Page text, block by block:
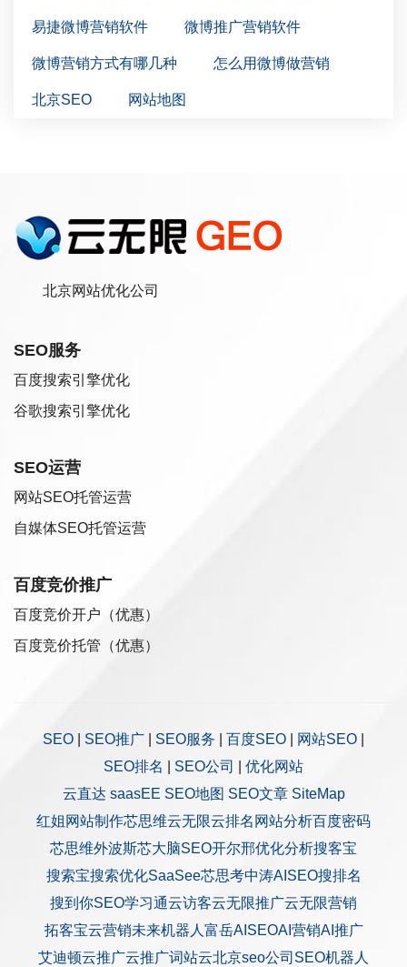
易捷微博营销软件 微博推广营销软件
微博营销方式有哪几种 怎么用微博做营销
北京SEO 网站地图
北京网站优化公司
SEO服务
百度搜索引擎优化
谷歌搜索引擎优化
SEO运营
网站SEO托管运营
自媒体SEO托管运营
百度竞价推广
百度竞价开户（优惠）
百度竞价托管（优惠）
SEO SEO推广 SEO服务 百度SEO 网站SEO
SEO排名
SEO公司
优化网站
云直达 saasEE SEO地图 SEO文章 SiteMap
红姐网站制作芯思维云无限云排名 网站分析百度密码
芯思维外波斯芯大脑SEO开尔邢优化分析搜客宝
搜索宝搜索优化SaaSee芯思考中涛AISEO搜排名
搜到你SEO学习通云访客云无限推广云无限营销
拓客宝云营销未来机器人 富岳AISEOAI营销AI推广
艾迪顿云推广云推广词站云北京seo公司 SEO机器人